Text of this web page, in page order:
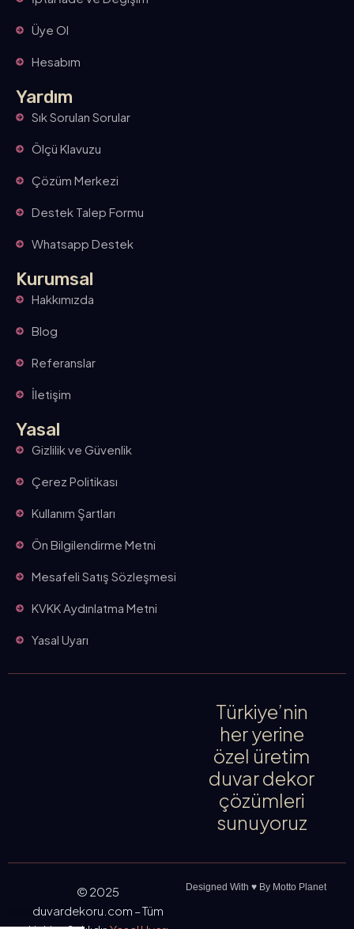
Üye Ol
Hesabım
Yardım
Sık Sorulan Sorular
Ölçü Klavuzu
Çözüm Merkezi
Destek Talep Formu
Whatsapp Destek
Kurumsal
Hakkımızda
Blog
Referanslar
İletişim
Yasal
Gizlilik ve Güvenlik
Çerez Politikası
Kullanım Şartları
Ön Bilgilendirme Metni
Mesafeli Satış Sözleşmesi
KVKK Aydınlatma Metni
Yasal Uyarı
Türkiye’nin
her yerine
özel üretim
duvar dekor
çözümleri
sunuyoruz
© 2025
duvardekoru.com – Tüm
Designed With ♥️ By Motto Planet